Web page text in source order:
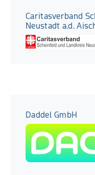
Caritasverband
Neustadt a.d.
Daddel GmbH